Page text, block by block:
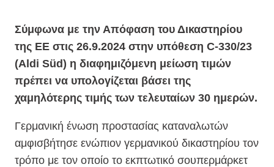
Σύμφωνα με την Απόφαση του Δικαστηρίου
της ΕΕ στις 26.9.2024 στην υπόθεση C-330/23
(Aldi Süd) η διαφημιζόμενη μείωση τιμών
πρέπει να υπολογίζεται βάσει της
χαμηλότερης τιμής των τελευταίων 30 ημερών.
Γερμανική ένωση προστασίας καταναλωτών
αμφισβήτησε ενώπιον γερμανικού δικαστηρίου τον
τρόπο με τον οποίο το εκπτωτικό σουπερμάρκετ